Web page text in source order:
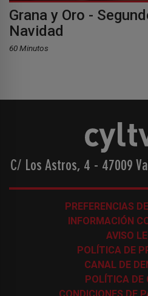
Grana y Oro -
Navidad
60 Minutos
C/ Los Astros, 4 - 47009
PREFERENCIAS
INFORMACIÓN
AVISO
POLÍTICA DE
CANAL DE
POLÍTICA DE